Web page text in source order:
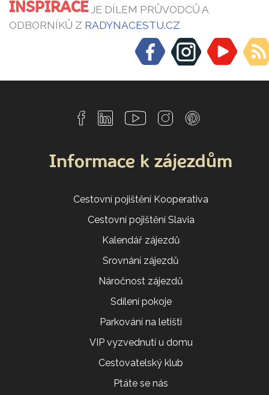
INSPIRACEJE DÍLEM PRŮVODCŮ A
ODBORNÍKŮ Z RADYNACESTU.CZ
Informace k zájezdům
Cestovní pojištění Kooperativa
Cestovní pojištění Slavia
Kalendář zájezdů
Srovnání zájezdů
Náročnost zájezdů
Sdílení pokoje
Parkování na letišti
VIP vyzvednutí u domu
Cestovatelský klub
Ptáte se nás